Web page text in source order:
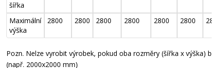
šířka
Maximální
výška
2800 2800 2800 2800 2800 2800
Pozn. Nelze vyrobit výrobek, pokud oba rozměry (šířka x výška)
(např. 2000x2000 mm)